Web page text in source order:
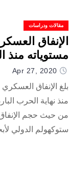
مقالات ودراسات
مستوياته منذ
Apr 27, 2020
منذ نهاية الحرب
من حيث حجم
ستوكهولم الدولي